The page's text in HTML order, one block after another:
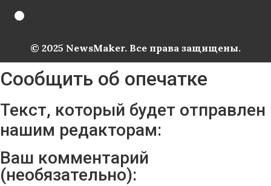
© 2025 NewsMaker. Все права защищены.
Сообщить об опечатке
Текст, который будет отправлен
нашим редакторам:
Ваш комментарий
(необязательно):